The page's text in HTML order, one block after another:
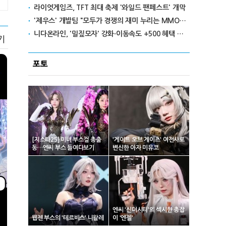
라이엇게임즈, TFT 최대 축제 '와일드 팬페스트' 개막
'제우스' 개발팀 "모두가 경쟁의 재미 누리는 MMORPG로 만들 것"
니다온라인, '밀짚모자' 강화·이동속도 +500 혜택 이벤트 진행
포토
[지스타25] 미녀 부스걸 총출
동…엔씨 부스 들여다보기
'게이트 오브 게이츠' 여전사로
변신한 아자 미유코
웹젠 부스의 '테르비스' 니왈레
엔씨 '신더시티'의 섹시한 총잡
이 '엔젤'